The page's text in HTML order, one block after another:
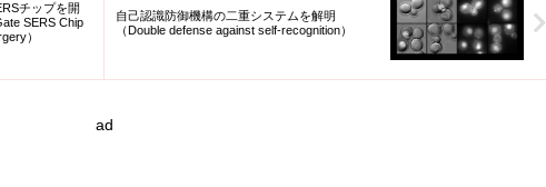
チップを開
SERS Chip
）
自己認識防御機構の二重システムを解明
（Double defense against self-recognition）
ad